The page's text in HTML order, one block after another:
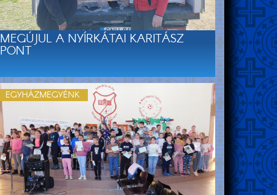
MEGÚJUL A NYÍRKÁTAI KARITÁSZ
PONT
EGYHÁZMEGYÉNK